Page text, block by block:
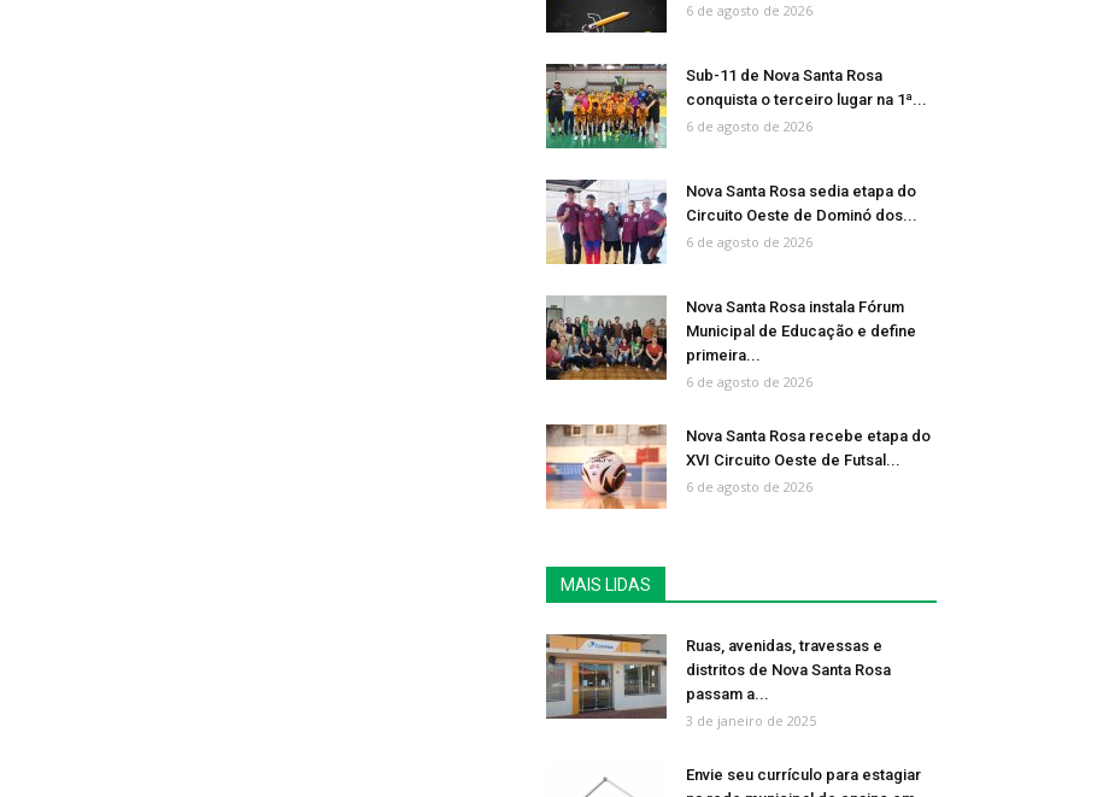
6 de agosto de 2026
Sub-11 de Nova Santa Rosa
conquista o terceiro lugar na 1ª...
6 de agosto de 2026
Nova Santa Rosa sedia etapa do
Circuito Oeste de Dominó dos...
6 de agosto de 2026
Nova Santa Rosa instala Fórum
Municipal de Educação e define
primeira...
6 de agosto de 2026
Nova Santa Rosa recebe etapa do
XVI Circuito Oeste de Futsal...
6 de agosto de 2026
MAIS LIDAS
Ruas, avenidas, travessas e
distritos de Nova Santa Rosa
passam a...
3 de janeiro de 2025
Envie seu currículo para estagiar